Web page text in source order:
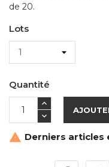
de 20.
Lots
Quantité
 Derniers articles